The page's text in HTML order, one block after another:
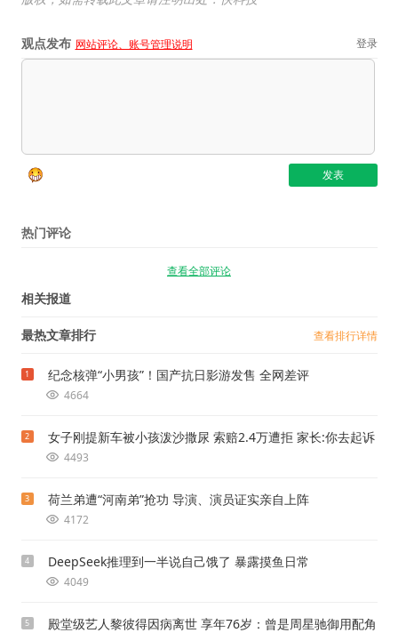
观点发布 网站评论、账号管理说明 登录
热门评论
查看全部评论
相关报道
最热文章排行 查看排行详情
1 纪念核弹“小男孩”！国产抗日影游发售 全网差评
4664
2 女子刚提新车被小孩泼沙撒尿 索赔2.4万遭拒 家长:你去起诉
4493
3 荷兰弟遭“河南弟”抢功 导演、演员证实亲自上阵
4172
4 DeepSeek推理到一半说自己饿了 暴露摸鱼日常
4049
5 殿堂级艺人黎彼得因病离世 享年76岁：曾是周星驰御用配角